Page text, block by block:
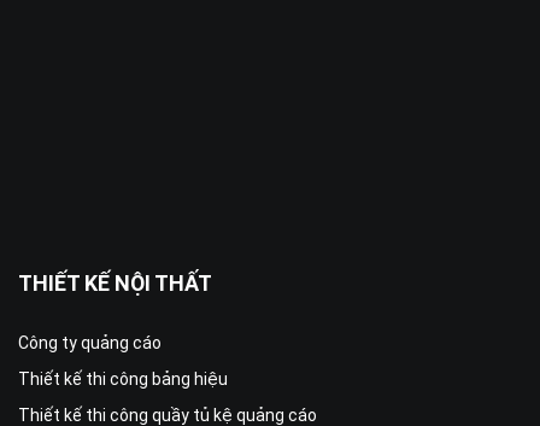
THIẾT KẾ NỘI THẤT
Công ty quảng cáo
Thiết kế thi công bảng hiệu
Thiết kế thi công quầy tủ kệ quảng cáo